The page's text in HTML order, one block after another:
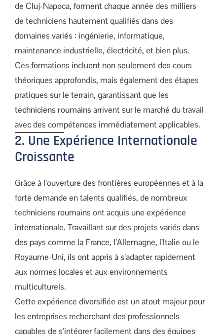
de Cluj-Napoca, forment chaque année des milliers
de techniciens hautement qualifiés dans des
domaines variés : ingénierie, informatique,
maintenance industrielle, électricité, et bien plus.
Ces formations incluent non seulement des cours
théoriques approfondis, mais également des étapes
pratiques sur le terrain, garantissant que les
techniciens roumainsarrivent sur le marché du travail
avec des compétences immédiatement applicables.
2. Une Expérience Internationale
Croissante
Grâce à l’ouverture des frontières européennes et à la
forte demande en talents qualifiés, de nombreux
techniciens roumains ont acquis une expérience
internationale. Travaillant sur des projets variés dans
des pays comme la France, l’Allemagne, l’Italie ou le
Royaume-Uni, ils ont appris à s’adapter rapidement
aux normes locales et aux environnements
multiculturels.
Cette expérience diversifiée est un atout majeur pour
les entreprises recherchant des professionnels
capables de s’intégrer facilement dans des équipes